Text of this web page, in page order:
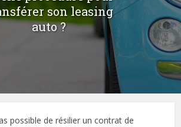
son leasing
auto ?
possible de résilier un contrat de